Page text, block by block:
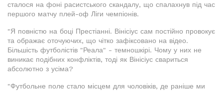
сталося на фоні расистського скандалу, що спалахнув під час
першого матчу плей-оф Ліги чемпіонів.
"Я повністю на боці Престіанні. Вінісіус сам постійно провокує
та ображає оточуючих, що чітко зафіксовано на відео.
Більшість футболістів "Реала" - темношкірі. Чому у них не
виникає подібних конфліктів, тоді як Вінісіус свариться
абсолютно з усіма?
"Футбольне поле стало місцем для чоловіків, де раніше ми